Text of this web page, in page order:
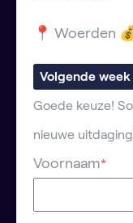
📍 Woerden
Volgende week
Goede keuze!
nieuwe
Voornaam*